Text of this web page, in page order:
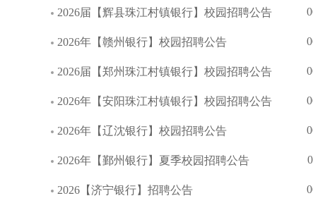
2026届【辉县珠江村镇银行】校园招聘公告
2026年【赣州银行】校园招聘公告
2026届【郑州珠江村镇银行】校园招聘公告
2026年【安阳珠江村镇银行】校园招聘公告
2026年【辽沈银行】校园招聘公告
2026年【鄞州银行】夏季校园招聘公告
2026【济宁银行】招聘公告